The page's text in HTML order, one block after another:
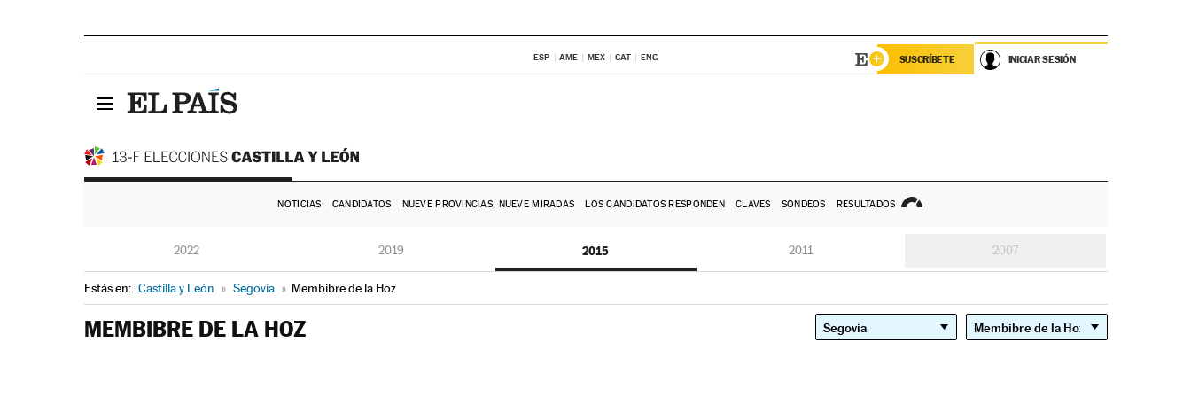
ESP AME MEX CAT ENG SUSCRÍBETE INICIAR SESIÓN
NOTICIAS CANDIDATOS NUEVE PROVINCIAS, NUEVE MIRADAS LOS CANDIDATOS RESPONDEN CLAVES SONDEOS RESULTADOS
2022 2019 2015 2011 2007
Estás en: Castilla y León » Segovia » Membibre de la Hoz
MEMBIBRE DE LA HOZ